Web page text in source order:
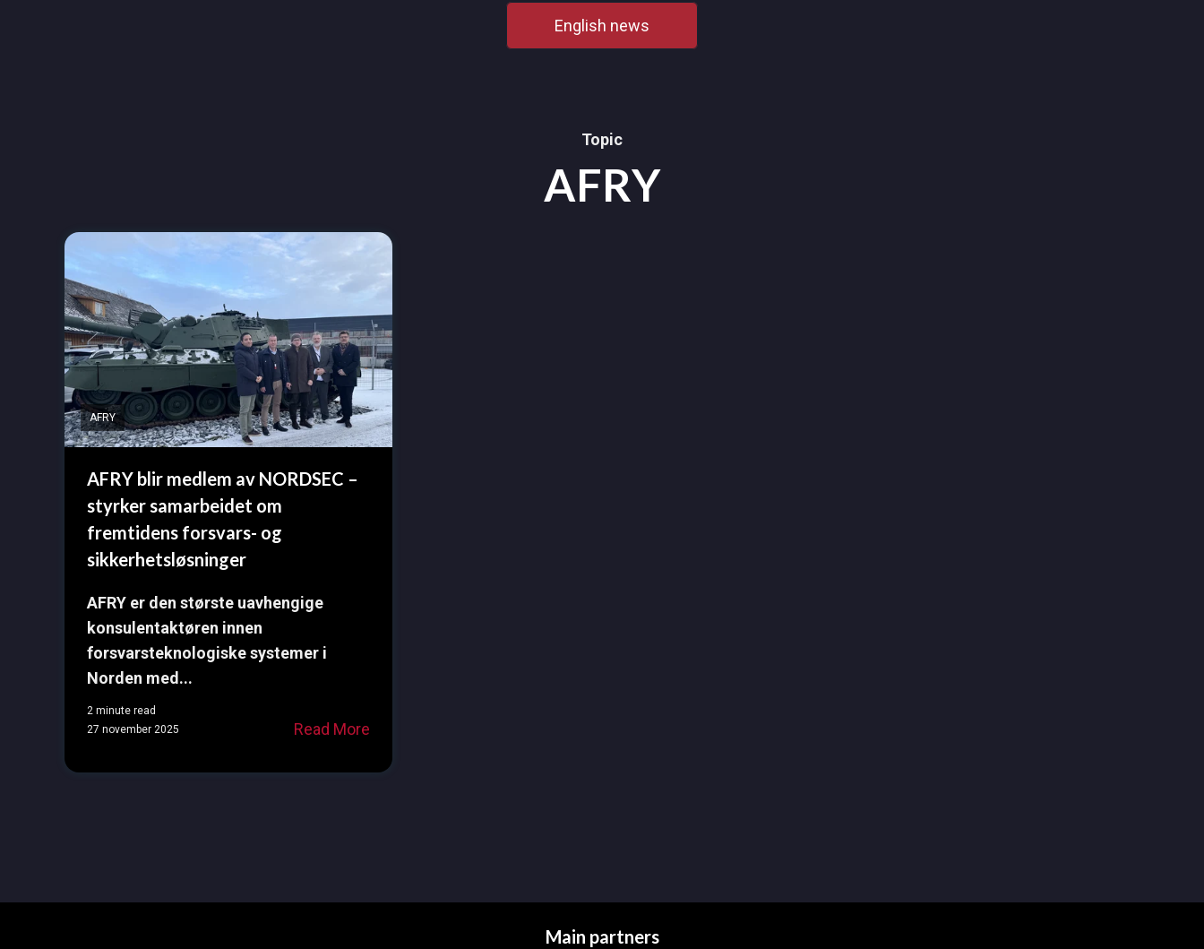
English news
Topic
AFRY
AFRY
AFRY blir medlem av NORDSEC –
styrker samarbeidet om
fremtidens forsvars- og
sikkerhetsløsninger
AFRY er den største uavhengige
konsulentaktøren innen
forsvarsteknologiske systemer i
Norden med...
2 minute read
27 november 2025
Read More
Main partners